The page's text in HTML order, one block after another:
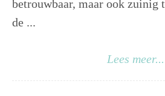
betrouwbaar, maar ook zuinig
de ...
Lees meer...